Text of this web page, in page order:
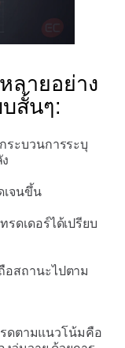
ลายอย่าง
สั้นๆ:
ระบวนการระบุ
เจนขึ้น
ดเดอร์ได้เปรียบ
อสถานะไปตาม
รดตามแนวโน้มคือ